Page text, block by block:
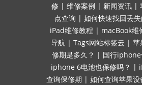
修 | 维修案例 | 新闻资讯 |
点查询 | 如何快速找回丢
iPad维修教程 | macBook维
导航 | Tags网站标签云 | 苹
修期是多久？ | 国行iphone
iphone 6电池也保修吗？ |
查询保修期 | 如何查询苹果